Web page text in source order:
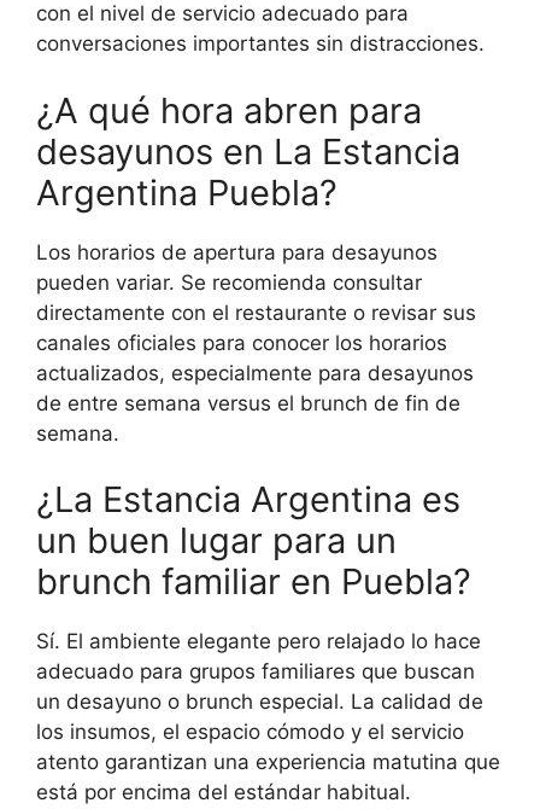
con el nivel de servicio adecuado para
conversaciones importantes sin distracciones.
¿A qué hora abren para
desayunos en La Estancia
Argentina Puebla?
Los horarios de apertura para desayunos
pueden variar. Se recomienda consultar
directamente con el restaurante o revisar sus
canales oficiales para conocer los horarios
actualizados, especialmente para desayunos
de entre semana versus el brunch de fin de
semana.
¿La Estancia Argentina es
un buen lugar para un
brunch familiar en Puebla?
Sí. El ambiente elegante pero relajado lo hace
adecuado para grupos familiares que buscan
un desayuno o brunch especial. La calidad de
los insumos, el espacio cómodo y el servicio
atento garantizan una experiencia matutina que
está por encima del estándar habitual.